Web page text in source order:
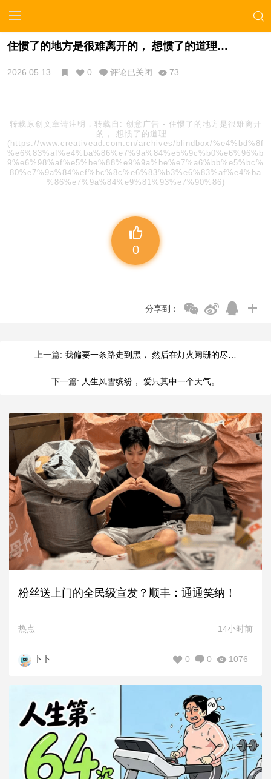
住惯了的地方是很难离开的， 想惯了的道理…
2026.05.13 0 评论已关闭 73
转载原创文章请注明，转载自: 创意广告 - 住惯了的地方是很难离开
的， 想惯了的道理…
(https://www.creativead.com.cn/archives/blindbox/%e4%bd%8f
%e6%83%af%e4%ba%86%e7%9a%84%e5%9c%b0%e6%96%b
9%e6%98%af%e5%be%88%e9%9a%be%e7%a6%bb%e5%bc%
80%e7%9a%84%ef%bc%8c%e6%83%b3%e6%83%af%e4%ba
%86%e7%9a%84%e9%81%93%e7%90%86)
0
分享到：
上一篇: 我偏要一条路走到黑， 然后在灯火阑珊的尽…
下一篇: 人生风雪缤纷， 爱只其中一个天气。
粉丝送上门的全民级宣发？顺丰：通通笑纳！
热点 14小时前
卜卜 1076
0
0